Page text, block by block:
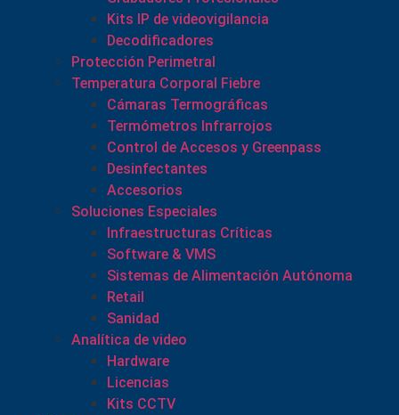
Kits IP de videovigilancia
Decodificadores
Protección Perimetral
Temperatura Corporal Fiebre
Cámaras Termográficas
Termómetros Infrarrojos
Control de Accesos y Greenpass
Desinfectantes
Accesorios
Soluciones Especiales
Infraestructuras Críticas
Software & VMS
Sistemas de Alimentación Autónoma
Retail
Sanidad
Analítica de video
Hardware
Licencias
Kits CCTV